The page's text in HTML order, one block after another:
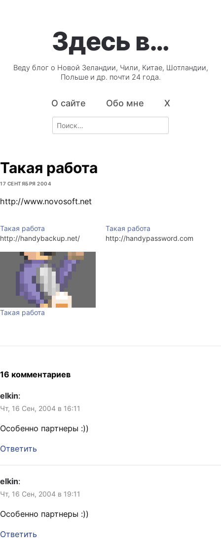
Здесь в…
Веду блог о Новой Зеландии, Чили, Китае, Шотландии,
Польше и др. почти 24 года.
О сайте Обо мне X
Search
for:
Такая работа
17 СЕНТЯБРЯ 2004
http://www.novosoft.net
Такая работа
http://handybackup.net/
Такая работа
http://handypassword.com
Такая работа
16 комментариев
elkin:
Чт, 16 Сен, 2004 в 16:11
Особенно партнеры :))
Ответить
elkin:
Чт, 16 Сен, 2004 в 19:11
Особенно партнеры :))
Ответить